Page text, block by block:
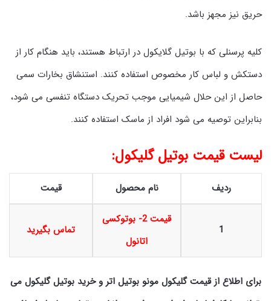
حریق نیز مجهز باشد.
کلیه پرسنلی که با بوتیل گلایکول در ارتباط هستند، باید هنگام کار از
دستکش و لباس کار مخصوص استفاده کنند. استنشاق بخارات سمی
حاصل از این حلال شیمیایی موجب تحریک دستگاه تنفسی می شود،
بنابراین توصیه می شود افراد از ماسک استفاده کنند.
لیست قیمت بوتیل گلیکول:
ردیف نام محصول قیمت
1
قیمت 2- بوتوکسی
اتانول
تماس بگیرید
برای اطلاع از قیمت گلیکول مونو بوتیل اتر و خرید بوتیل گلیکول می